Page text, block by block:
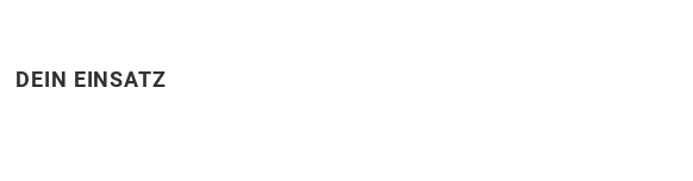
DEIN EINSATZ